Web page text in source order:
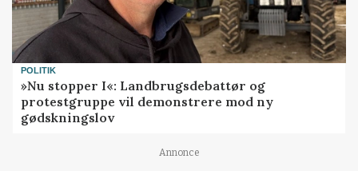
POLITIK
»Nu stopper I«: Landbrugsdebattør og
protestgruppe vil demonstrere mod ny
gødskningslov
Annonce